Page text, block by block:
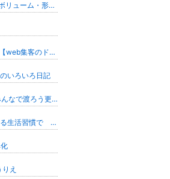
バストに自信が持てないあなたへ⇒ボリューム・形を整えブラの隙間が埋まる！美乳と“自信”を手に入れる♡バストケア専門店
アロマで今よりちょっといい暮らし【web集客のドテラなら知人、ママ友、身内に内緒でできてノンストレス！楽しくできるMLMの本音】
いろいろ日記
よっしーの更年期手帳/手をあげてみんなで渡ろう更年期！
人生100年健康美人 40歳から始める生活習慣で 健康に美しく豊かになる秘訣を教えます
え